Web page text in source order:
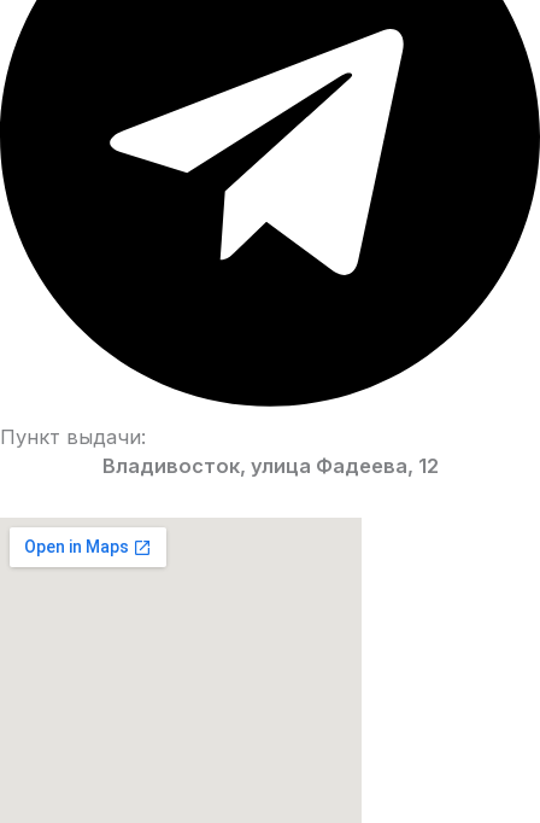
Пункт выдачи:
Владивосток, улица Фадеева, 12